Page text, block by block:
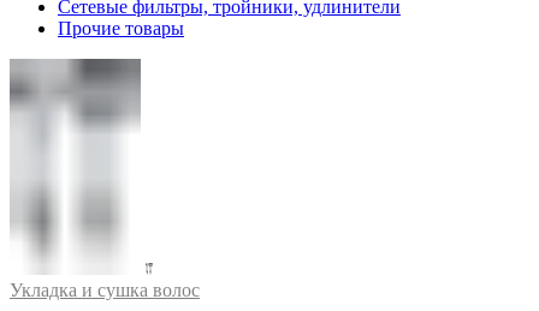
Сетевые фильтры, тройники, удлинители
Прочие товары
Укладка и сушка волос